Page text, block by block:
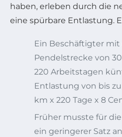
haben, erleben durch die
eine spürbare Entlastung.
Ein Beschäftigter
Pendelstrecke von
220 Arbeitstagen
Entlastung von bis zu
km x 220 Tage x 8
Früher musste für
ein geringerer Satz